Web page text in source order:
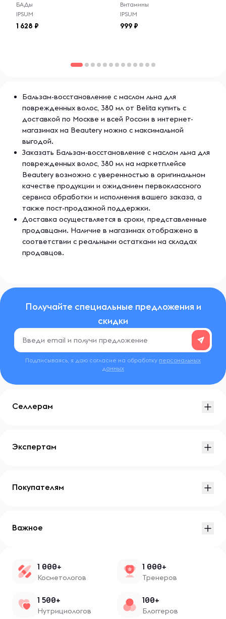
БАДы
IPSUM
1 628
Витамины
IPSUM
999
Бальзам-восстановление с маслом льна для
поврежденных волос, 380 мл от Belita купить с
доставкой по Москве и всей России в интернет-
магазинах на Beautery можно с максимальной
выгодой.
Заказать Бальзам-восстановление с маслом льна для
поврежденных волос, 380 мл на маркетплейсе
Beautery возможно с уверенностью в оригинальном
качестве продукции и ожиданием первоклассного
сервиса обработки и исполнения вашего заказа, а
также пост-продажной поддержки.
Доставка осуществляется в сроки, представленные
продавцами. Наличие в магазинах отображено в
соответствии с реальными остатками на складах
продавцов.
Получайте специальные предложения и
скидки
Подписываясь, я даю согласие на обработку персональных
данных
Селлерам
Экспертам
Покупателям
Важное
1 000+
Косметологов
1 000+
Тренеров
1 500+
Нутрициологов
100+
Блоггеров